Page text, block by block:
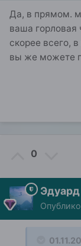
Да, в прямом.
ваша горловая
скорее всего,
вы же можете
0
Эдуард